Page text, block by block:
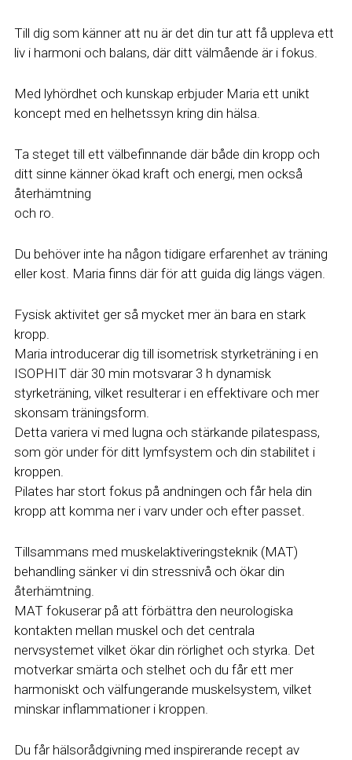
Till dig som känner att nu är det din tur att få uppleva ett
liv i harmoni och balans, där ditt välmående är i fokus.
Med lyhördhet och kunskap erbjuder Maria ett unikt
koncept med en helhetssyn kring din hälsa.
Ta steget till ett välbefinnande där både din kropp och
ditt sinne känner ökad kraft och energi, men också
återhämtning
och ro.
Du behöver inte ha någon tidigare erfarenhet av träning
eller kost. Maria finns där för att guida dig längs vägen.
Fysisk aktivitet ger så mycket mer än bara en stark
kropp.
Maria introducerar dig till isometrisk styrketräning i en
ISOPHIT där 30 min motsvarar 3 h dynamisk
styrketräning, vilket resulterar i en effektivare och mer
skonsam träningsform.
Detta variera vi med lugna och stärkande pilatespass,
som gör under för ditt lymfsystem och din stabilitet i
kroppen.
Pilates har stort fokus på andningen och får hela din
kropp att komma ner i varv under och efter passet.
Tillsammans med muskelaktiveringsteknik (MAT)
behandling sänker vi din stressnivå och ökar din
återhämtning.
MAT fokuserar på att förbättra den neurologiska
kontakten mellan muskel och det centrala
nervsystemet vilket ökar din rörlighet och styrka. Det
motverkar smärta och stelhet och du får ett mer
harmoniskt och välfungerande muskelsystem, vilket
minskar inflammationer i kroppen.
Du får hälsorådgivning med inspirerande recept av